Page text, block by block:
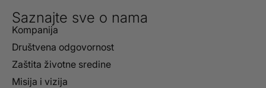
Saznajte sve o nama
Kompanija
Društvena odgovornost
Zaštita životne sredine
Misija i vizija